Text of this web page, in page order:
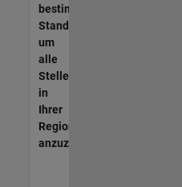
bestimmten
Standort,
um
alle
Stellenangebote
in
Ihrer
Region
anzuzeigen.